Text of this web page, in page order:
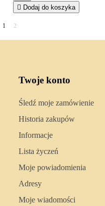
 Dodaj do koszyka
1 2
Twoje konto
Śledź moje zamówienie
Historia zakupów
Informacje
Lista życzeń
Moje powiadomienia
Adresy
Moje wiadomości